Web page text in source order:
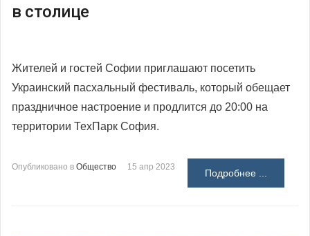
в столице
Жителей и гостей Софии приглашают посетить
Украинский пасхальный фестиваль, который обещает
праздничное настроение и продлится до 20:00 на
территории ТехПарк София.
Опубликовано в Общество 15 апр 2023
Подробнее ...